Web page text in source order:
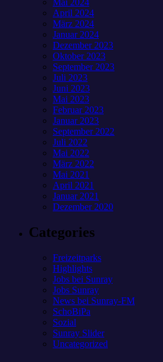
April 2024
März 2024
Januar 2024
Dezember 2023
Oktober 2023
September 2023
Juli 2023
Juni 2023
Mai 2023
Februar 2023
Januar 2023
September 2022
Juli 2022
Mai 2022
März 2022
Mai 2021
April 2021
Januar 2021
Dezember 2020
Categories
Freizeitparks
Highlights
Jobs bei Sunray
Jobs Sunray
News bei Sunray-FM
SchoBiPa
Sozial
Sunray Slider
Uncategorized